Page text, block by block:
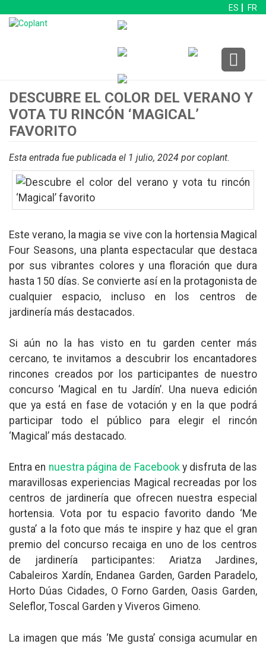
ES FR
DESCUBRE EL COLOR DEL VERANO Y
VOTA TU RINCÓN ‘MAGICAL’
FAVORITO
Esta entrada fue publicada el 1 julio, 2024 por coplant.
Este verano, la magia se vive con la hortensia Magical
Four Seasons, una planta espectacular que destaca
por sus vibrantes colores y una floración que dura
hasta 150 días. Se convierte así en la protagonista de
cualquier espacio, incluso en los centros de
jardinería más destacados.
Si aún no la has visto en tu garden center más
cercano, te invitamos a descubrir los encantadores
rincones creados por los participantes de nuestro
concurso ‘Magical en tu Jardín’. Una nueva edición
que ya está en fase de votación y en la que podrá
participar todo el público para elegir el rincón
‘Magical’ más destacado.
Entra en nuestra página de Facebooky disfruta de las
maravillosas experiencias Magical recreadas por los
centros de jardinería que ofrecen nuestra especial
hortensia. Vota por tu espacio favorito dando ‘Me
gusta’ a la foto que más te inspire y haz que el gran
premio del concurso recaiga en uno de los centros
de jardinería participantes: Ariatza Jardines,
Cabaleiros Xardín, Endanea Garden, Garden Paradelo,
Horto Dúas Cidades, O Forno Garden, Oasis Garden,
Seleflor, Toscal Garden y Viveros Gimeno.
La imagen que más ‘Me gusta’ consiga acumular en